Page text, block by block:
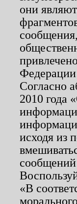
они
Согласно
2010 года
исходя из
«В